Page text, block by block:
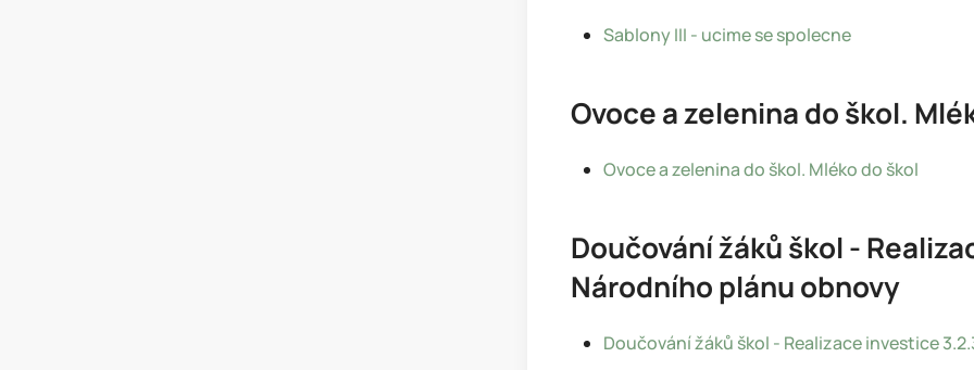
Sablony III - ucime se spolecne
Ovoce a zelenina do škol.
Ovoce a zelenina do škol. Mléko do škol
Doučování žáků škol -
Národního plánu obnovy
Doučování žáků škol - Realizace investice